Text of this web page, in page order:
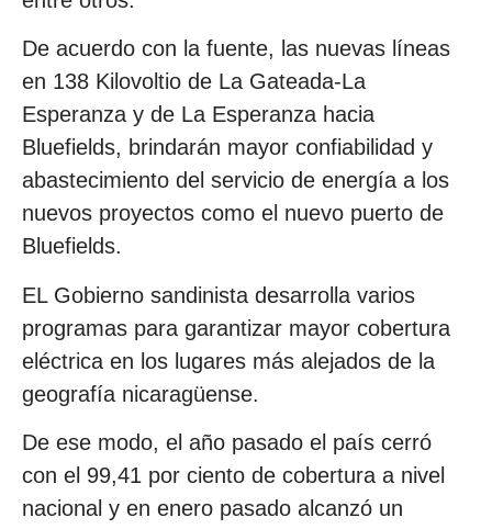
De acuerdo con la fuente, las nuevas líneas
en 138 Kilovoltio de La Gateada-La
Esperanza y de La Esperanza hacia
Bluefields, brindarán mayor confiabilidad y
abastecimiento del servicio de energía a los
nuevos proyectos como el nuevo puerto de
Bluefields.
EL Gobierno sandinista desarrolla varios
programas para garantizar mayor cobertura
eléctrica en los lugares más alejados de la
geografía nicaragüense.
De ese modo, el año pasado el país cerró
con el 99,41 por ciento de cobertura a nivel
nacional y en enero pasado alcanzó un